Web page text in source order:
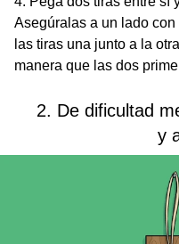
Asegúralas a un lado
las tiras una junto a la
manera que las dos
2. De dificultad
y